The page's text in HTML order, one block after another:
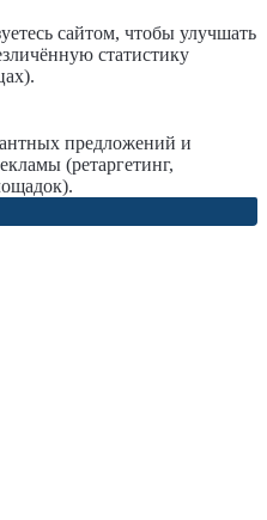
сайтом, чтобы улучшать
статистику
предложений и
(ретаргетинг,